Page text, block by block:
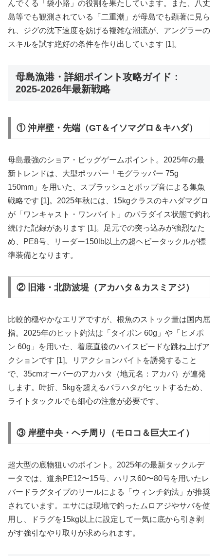
んでくる「袋小路」の役割を果たしています。また、八丈
島等でも観測されている「二重潮」が母島でも顕著に見ら
れ、ジグの沈下速度を妨げる複雑な潮流が、アングラーの
スキルを試す絶好の条件を作り出しています [1]。
母島漁港・詳細ポイント攻略ガイド：
2025-2026年最新戦略
① 沖岸壁・先端（GT＆イソマグロ＆キハダ）
母島最強のショア・ビッグゲームポイント。2025年の最
新トレンドは、大型ポッパー「モグラッパー 75g
150mm」を用いた、スプラッシュとポップ音による集魚
戦略です [1]。2025年秋には、15kgクラスのキハダマグロ
が「ワンキャスト・ワンバイト」のパラダイス状態で釣れ
続けた記録があります [1]。足元での突っ込みが強烈なた
め、PE8号、リーダー150lb以上の超ヘビータックルが標
準装備となります。
② 旧港・北防波堤（アカハタ＆カスミアジ）
比較的穏やかなエリアですが、根魚のストック量は国内屈
指。2025年のヒット釣法は「タイポン 60g」や「ヒメポ
ン 60g」を用いた、着底直後のハイスピードな跳ね上げア
クションです [1]。リアクションバイトを誘発すること
で、35cmオーバーのアカハタ（地元名：アカバ）が連発
します。時折、5kgを超えるバラハタがヒットするため、
ライトタックルでも細心の注意が必要です。
③ 岸壁中央・ヘチ周り（モロコ＆巨大エイ）
超大型の底物狙いのポイント。2025年の最新タックルデ
ータでは、道糸PE12〜15号、ハリス60〜80号を用いたレ
バードラグタイプのリールによる「ウィンチ釣法」が推奨
されています。エサには現地で釣ったムロアジやサバを使
用し、ドラグを15kg以上に設定して一気に底から引き剥
がす強引なやり取りが求められます。